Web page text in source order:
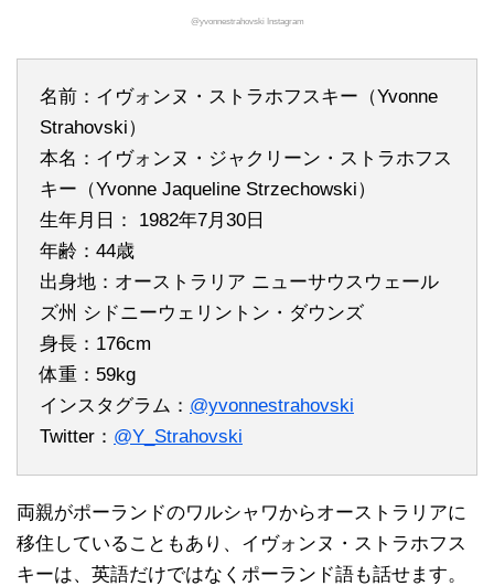
@yvonnestrahovski Instagram
名前：イヴォンヌ・ストラホフスキー（Yvonne
Strahovski）
本名：イヴォンヌ・ジャクリーン・ストラホフス
キー（Yvonne Jaqueline Strzechowski）
生年月日： 1982年7月30日
年齢：44歳
出身地：オーストラリア ニューサウスウェール
ズ州 シドニーウェリントン・ダウンズ
身長：176cm
体重：59kg
インスタグラム： @yvonnestrahovski
Twitter： @Y_Strahovski
両親がポーランドのワルシャワからオーストラリアに
移住していることもあり、イヴォンヌ・ストラホフス
キーは、英語だけではなくポーランド語も話せます。